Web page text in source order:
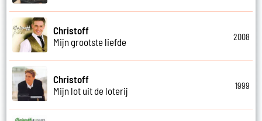
Christoff
Mijn grootste liefde
2008
Christoff
Mijn lot uit de loterij
1999